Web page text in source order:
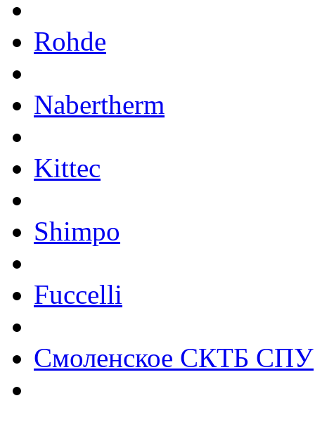
Rohde
Nabertherm
Kittec
Shimpo
Fuccelli
Смоленское СКТБ СПУ